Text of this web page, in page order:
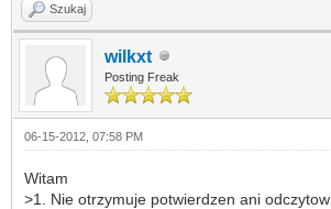
Szukaj
wilkxt
Posting Freak
06-15-2012, 07:58 PM
Witam
>1. Nie otrzymuje potwierdzen ani odczytow